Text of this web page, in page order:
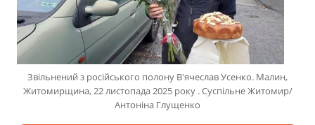
Звільнений з російського полону В'ячеслав Усенко. Малин,
Житомирщина, 22 листопада 2025 року . Суспільне Житомир/
Антоніна Глущенко